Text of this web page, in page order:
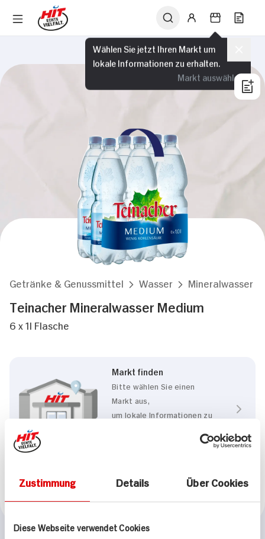
Zustimmung Details Über Cookies
Diese Webseite verwendet Cookies
Wählen Sie jetzt Ihren Markt um
lokale Informationen zu erhalten.
Markt auswählen
Getränke & Genussmittel Wasser Mineralwasser
Teinacher Mineralwasser Medium
6 x 1l Flasche
Markt finden
Bitte wählen Sie einen
Markt aus,
um lokale Informationen zu